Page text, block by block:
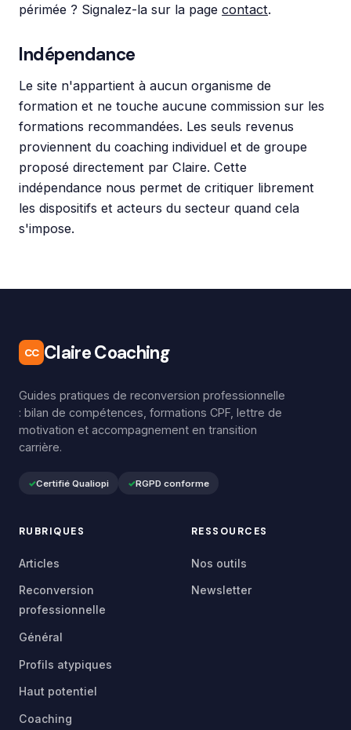
périmée ? Signalez-la sur la page contact.
Indépendance
Le site n'appartient à aucun organisme de
formation et ne touche aucune commission sur les
formations recommandées. Les seuls revenus
proviennent du coaching individuel et de groupe
proposé directement par Claire. Cette
indépendance nous permet de critiquer librement
les dispositifs et acteurs du secteur quand cela
s'impose.
CC Claire Coaching
Guides pratiques de reconversion professionnelle
: bilan de compétences, formations CPF, lettre de
motivation et accompagnement en transition
carrière.
Certifié Qualiopi RGPD conforme
RUBRIQUES
Articles
Reconversion
professionnelle
Général
Profils atypiques
Haut potentiel
Coaching
RESSOURCES
Nos outils
Newsletter